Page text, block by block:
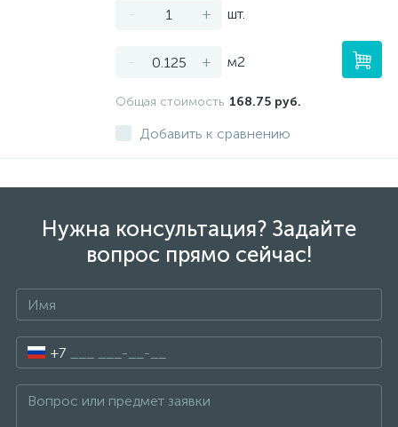
- + шт.
- + м2
Общая стоимость 168.75 руб.
Добавить к сравнению
Нужна консультация? Задайте
вопрос прямо сейчас!
+7